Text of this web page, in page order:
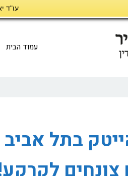
עו"ד
עמוד הבית
בתל